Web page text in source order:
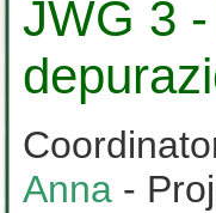
JWG 3
Anna -